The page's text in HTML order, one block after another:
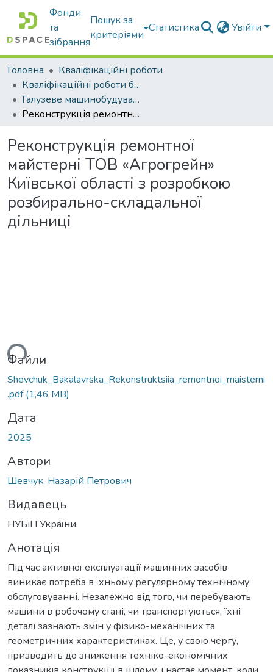
Фонди
та
зібрання
Пошук за
критеріями
Статистика Увійти
Головна
Кваліфікаційні роботи
Кваліфікаційні роботи бакалаврів
Галузеве машинобудування
Реконструкція ремонтної майстерні ТОВ «Агрогрейн» Київської області з розробкою розбирально-складальної дільниці
Реконструкція ремонтної
майстерні ТОВ «Агрогрейн»
Київської області з розробкою
розбирально-складальної
дільниці
Файли
Shevchuk_Bakalavrska_Rekonstruktsiia_remontnoi_maisterni
.pdf(1,46 MB)
Дата
2025
Автори
Шевчук, Назарій Петрович
Видавець
НУБіП України
Анотація
Під час активної експлуатації машинних засобів
виникає потреба в їхньому регулярному технічному
обслуговуванні. Незалежно від того, чи перебувають
машини в робочому стані, чи транспортуються, їхні
деталі зазнають змін у фізико-механічних та
геометричних характеристиках. Це, у свою чергу,
призводить до зниження техніко-економічних